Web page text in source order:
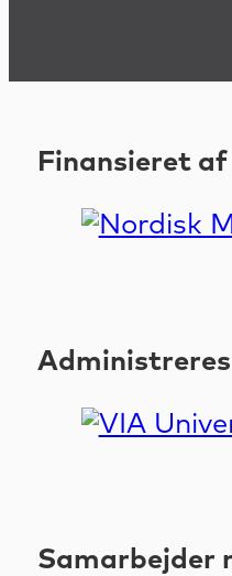
Finansieret af
Samarbejder